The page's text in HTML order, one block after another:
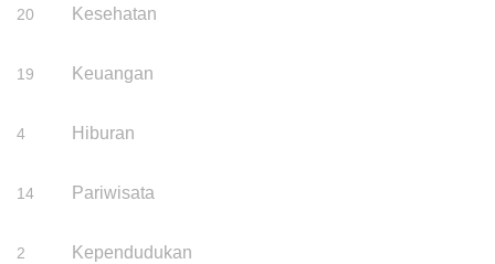
20 Kesehatan
19 Keuangan
4 Hiburan
14 Pariwisata
2 Kependudukan